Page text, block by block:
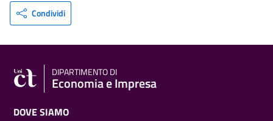
Condividi
DIPARTIMENTO DI
Economia e Impresa
DOVE SIAMO